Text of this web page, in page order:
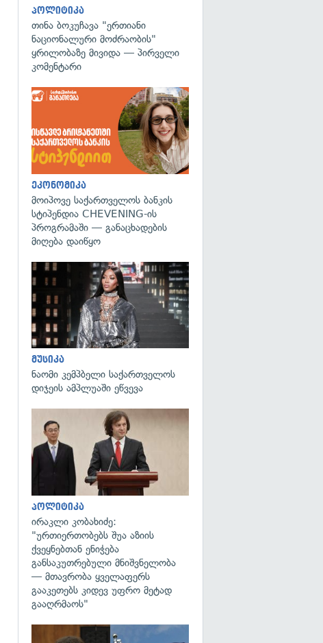
პოლიტიკა
თინა ბოკუჩავა "ერთიანი
ნაციონალური მოძრაობის"
ყრილობაზე მივიდა — პირველი
კომენტარი
ეკონომიკა
მოიპოვე საქართველოს ბანკის
სტიპენდია CHEVENING-ის
პროგრამაში — განაცხადების
მიღება დაიწყო
მუსიკა
ნაომი კემპბელი საქართველოს
დიჯეის ამპლუაში ეწვევა
პოლიტიკა
ირაკლი კობახიძე:
"ურთიერთობებს შუა აზიის
ქვეყნებთან ენიჭება
განსაკუთრებული მნიშვნელობა
— მთავრობა ყველაფერს
გააკეთებს კიდევ უფრო მეტად
გააღრმაოს"